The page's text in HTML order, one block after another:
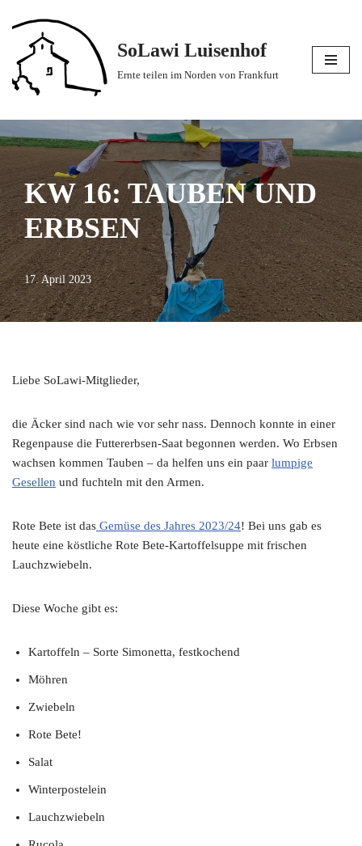
Zum
Inhalt
springen
SoLawi Luisenhof
Ernte teilen im Norden von Frankfurt
KW 16: TAUBEN UND
ERBSEN
17. April 2023
Liebe SoLawi-Mitglieder,
die Äcker sind nach wie vor sehr nass. Dennoch konnte in einer
Regenpause die Futtererbsen-Saat begonnen werden. Wo Erbsen
wachsen kommen Tauben – da helfen uns ein paar lumpige
Gesellen und fuchteln mit den Armen.
Rote Bete ist das Gemüse des Jahres 2023/24! Bei uns gab es
heute eine köstliche Rote Bete-Kartoffelsuppe mit frischen
Lauchzwiebeln.
Diese Woche gibt es:
Kartoffeln – Sorte Simonetta, festkochend
Möhren
Zwiebeln
Rote Bete!
Salat
Winterpostelein
Lauchzwiebeln